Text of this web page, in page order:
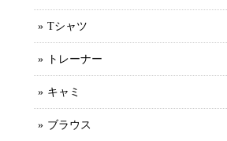
Tシャツ
トレーナー
キャミ
ブラウス